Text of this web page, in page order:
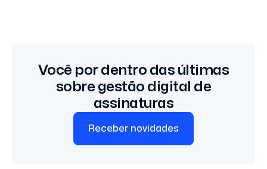
Você por dentro das últimas
sobre gestão digital de
assinaturas
Receber novidades